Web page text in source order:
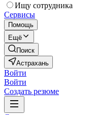
Ищу сотрудника
Сервисы
Помощь
Ещё
Поиск
Астрахань
Войти
Войти
Создать резюме